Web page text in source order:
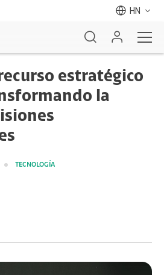
HN
estratégico
la
TECNOLOGÍA